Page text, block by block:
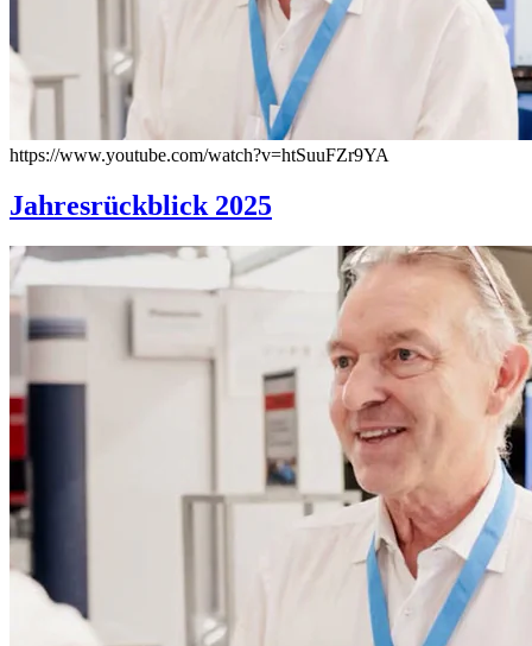
https://www.youtube.com/watch?v=htSuuFZr9YA
Jahresrückblick 2025